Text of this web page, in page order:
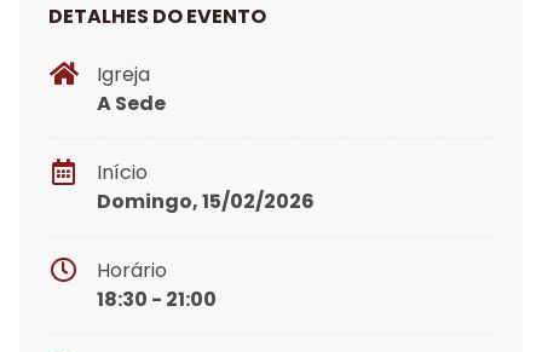
DETALHES DO EVENTO
Igreja
A Sede
Início
Domingo, 15/02/2026
Horário
18:30 - 21:00